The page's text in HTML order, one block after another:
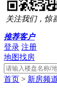
关注我们，惊
推荐客户
登录 注册
地图找房
首页 > 新房频